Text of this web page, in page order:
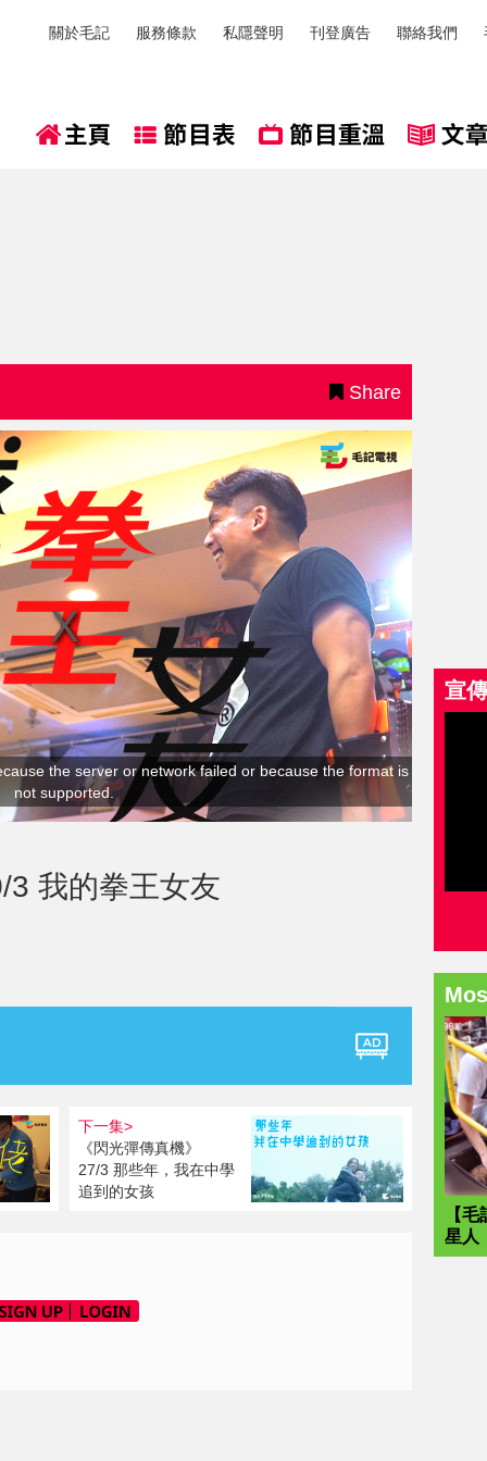
關於毛記 服務條款 私隱聲明 刊登廣告 聯絡我們
Share
the server or network failed or because the format is
not supported.
3 我的拳王女友
下一集>
《閃光彈傳真機》
27/3 那些年，我在中學
追到的女孩
宣
【
星人